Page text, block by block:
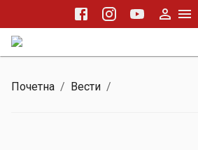
Почетна / Вести /